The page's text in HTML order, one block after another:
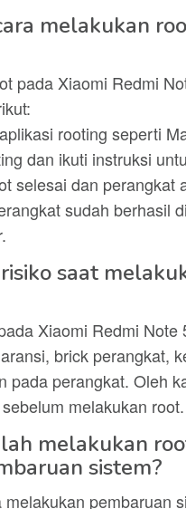
melakukan
pada Xiaomi Redmi
rooting seperti
dan ikuti instruksi
selesai dan perangkat
sudah berhasil
saat
Xiaomi Redmi
brick perangkat,
pada perangkat. Oleh
melakukan root.
melakukan
sistem?
pembaruan